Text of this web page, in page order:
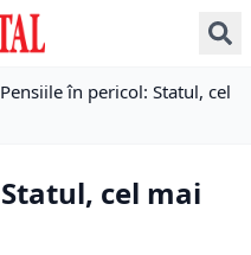
Pensiile în pericol: Statul, cel
cel mai